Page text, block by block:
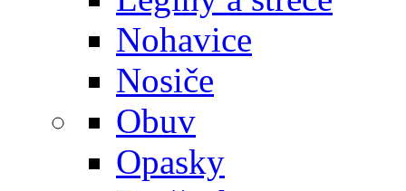
Nohavice
Nosiče
Obuv
Opasky